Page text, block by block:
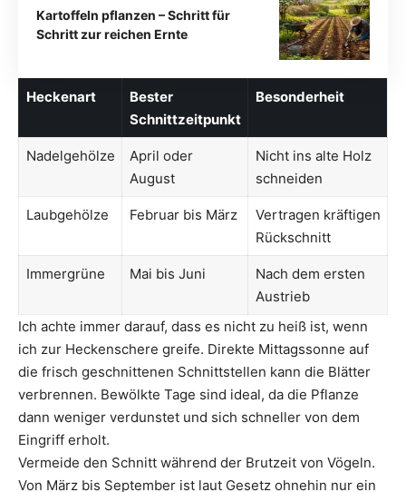
Kartoffeln pflanzen – Schritt für
Schritt zur reichen Ernte
Heckenart
Bester
Schnittzeitpunkt
Besonderheit
Nadelgehölze
April oder
August
Nicht ins alte Holz
schneiden
Laubgehölze Februar bis März
Vertragen kräftigen
Rückschnitt
Immergrüne Mai bis Juni
Nach dem ersten
Austrieb
Ich achte immer darauf, dass es nicht zu heiß ist, wenn
ich zur Heckenschere greife. Direkte Mittagssonne auf
die frisch geschnittenen Schnittstellen kann die Blätter
verbrennen. Bewölkte Tage sind ideal, da die Pflanze
dann weniger verdunstet und sich schneller von dem
Eingriff erholt.
Vermeide den Schnitt während der Brutzeit von Vögeln.
Von März bis September ist laut Gesetz ohnehin nur ein